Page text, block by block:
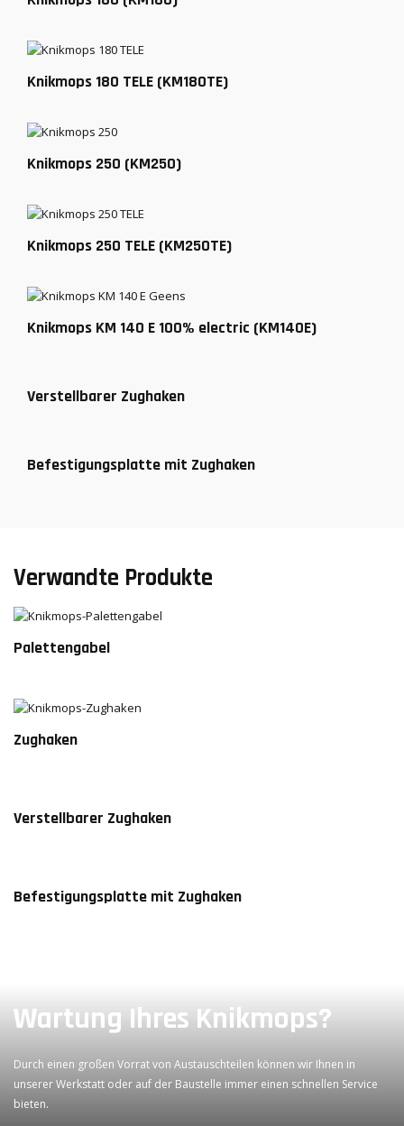
Knikmops 180 TELE (KM180TE)
Knikmops 250 (KM250)
Knikmops 250 TELE (KM250TE)
Knikmops KM 140 E 100% electric (KM140E)
Verstellbarer Zughaken
Befestigungsplatte mit Zughaken
Verwandte Produkte
Palettengabel
Zughaken
Verstellbarer Zughaken
Befestigungsplatte mit Zughaken
Wartung Ihres Knikmops?
Durch einen großen Vorrat von Austauschteilen können wir Ihnen in
unserer Werkstatt oder auf der Baustelle immer einen schnellen Service
bieten.